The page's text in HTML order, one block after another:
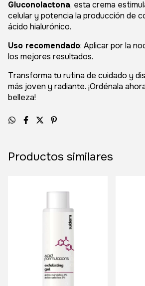
Gluconolactona, esta crema
celular y potencia la producción de
ácido hialurónico.
Uso recomendado: Aplicar por la
los mejores resultados.
Transforma tu rutina de cuidado y
más joven y radiante. ¡Ordénala
belleza!
Productos similares